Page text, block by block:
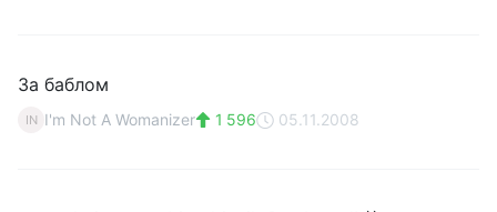
За баблом
IN I'm Not A Womanizer 1 596 05.11.2008